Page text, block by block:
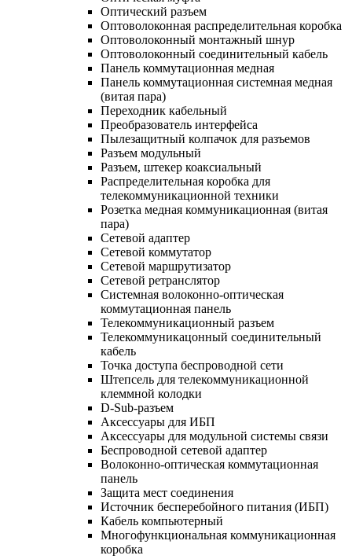
Оптический разъем
Оптоволоконная распределительная коробка
Оптоволоконный монтажный шнур
Оптоволоконный соединительный кабель
Панель коммутационная медная
Панель коммутационная системная медная
(витая пара)
Переходник кабельный
Преобразователь интерфейса
Пылезащитный колпачок для разъемов
Разъем модульный
Разъем, штекер коаксиальный
Распределительная коробка для
телекоммуникационной техники
Розетка медная коммуникационная (витая
пара)
Сетевой адаптер
Сетевой коммутатор
Сетевой маршрутизатор
Сетевой ретранслятор
Системная волоконно-оптическая
коммутационная панель
Телекоммуникационный разъем
Телекоммуникацонный соединительный
кабель
Точка доступа беспроводной сети
Штепсель для телекоммуникационной
клеммной колодки
D-Sub-разъем
Аксессуары для ИБП
Аксессуары для модульной системы связи
Беспроводной сетевой адаптер
Волоконно-оптическая коммутационная
панель
Защита мест соединения
Источник бесперебойного питания (ИБП)
Кабель компьютерный
Многофункциональная коммуникационная
коробка